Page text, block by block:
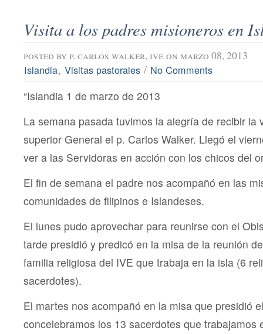
Visita a los padres misioneros en
posted by p. carlos walker, ive on marzo 08, 2013
Islandia, Visitas pastorales / No Comments
“Islandia 1 de marzo de 2013
La semana pasada tuvimos la alegría de recibir la
superior General el p. Carlos Walker. Llegó el
ver a las Servidoras en acción con los chicos del
El fin de semana el padre nos acompañó en las
comunidades de filipinos e Islandeses.
El lunes pudo aprovechar para reunirse con el
tarde presidió y predicó en la misa de la reunión
familia religiosa del IVE que trabaja en la isla (6
sacerdotes).
El martes nos acompañó en la misa que presidió
concelebramos los 13 sacerdotes que trabajamos